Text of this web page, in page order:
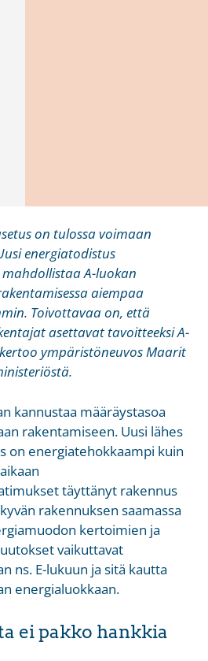
on tulossa voimaan
energiatodistus
A-luokan
aiempaa
Toivottavaa on, että
asettavat tavoitteeksi A-
ympäristöneuvos Maarit
kannustaa määräystasoa
rakentamiseen. Uusi lähes
on energiatehokkaampi kuin
täyttänyt rakennus
rakennuksen saamassa
kertoimien ja
vaikuttavat
ns. E-lukuun ja sitä kautta
energialuokkaan.
ei pakko hankkia